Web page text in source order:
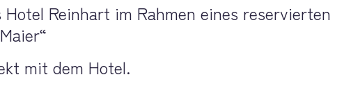
Reinhart im Rahmen eines reservierten
mit dem Hotel.